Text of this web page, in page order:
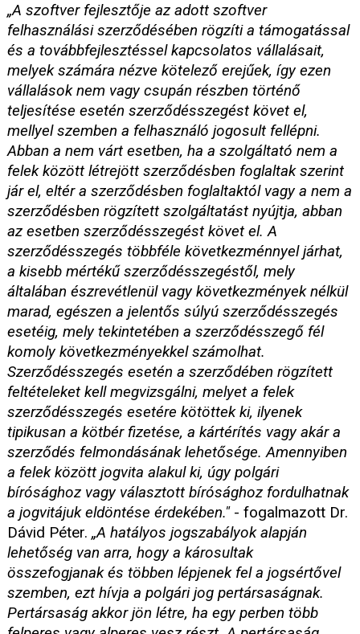
„A szoftver fejlesztője az adott szoftver
felhasználási szerződésében rögzíti a támogatással
és a továbbfejlesztéssel kapcsolatos vállalásait,
melyek számára nézve kötelező erejűek, így ezen
vállalások nem vagy csupán részben történő
teljesítése esetén szerződésszegést követ el,
mellyel szemben a felhasználó jogosult fellépni.
Abban a nem várt esetben, ha a szolgáltató nem a
felek között létrejött szerződésben foglaltak szerint
jár el, eltér a szerződésben foglaltaktól vagy a nem a
szerződésben rögzített szolgáltatást nyújtja, abban
az esetben szerződésszegést követ el. A
szerződésszegés többféle következménnyel járhat,
a kisebb mértékű szerződésszegéstől, mely
általában észrevétlenül vagy következmények nélkül
marad, egészen a jelentős súlyú szerződésszegés
esetéig, mely tekintetében a szerződésszegő fél
komoly következményekkel számolhat.
Szerződésszegés esetén a szerződében rögzített
feltételeket kell megvizsgálni, melyet a felek
szerződésszegés esetére kötöttek ki, ilyenek
tipikusan a kötbér fizetése, a kártérítés vagy akár a
szerződés felmondásának lehetősége. Amennyiben
a felek között jogvita alakul ki, úgy polgári
bírósághoz vagy választott bírósághoz fordulhatnak
a jogvitájuk eldöntése érdekében."- fogalmazott Dr.
Dávid Péter. „A hatályos jogszabályok alapján
lehetőség van arra, hogy a károsultak
összefogjanak és többen lépjenek fel a jogsértővel
szemben, ezt hívja a polgári jog pertársaságnak.
Pertársaság akkor jön létre, ha egy perben több